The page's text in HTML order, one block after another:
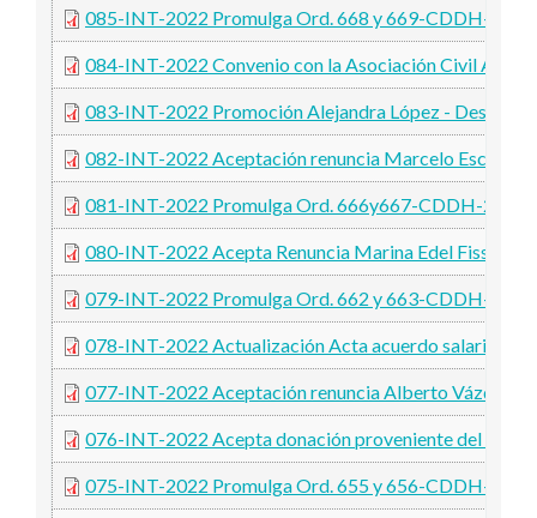
085-INT-2022 Promulga Ord. 668 y 669-CDDH-2022
084-INT-2022 Convenio con la Asociación Civil
083-INT-2022 Promoción Alejandra López -
082-INT-2022 Aceptación renuncia Marcelo Escudero
081-INT-2022 Promulga Ord. 666y667-CDDH-2022
080-INT-2022 Acepta Renuncia Marina Edel Fissore
079-INT-2022 Promulga Ord. 662 y 663-CDDH-2022
078-INT-2022 Actualización Acta acuerdo salarial
077-INT-2022 Aceptación renuncia Alberto Vázquez
076-INT-2022 Acepta donación proveniente del
075-INT-2022 Promulga Ord. 655 y 656-CDDH-2022